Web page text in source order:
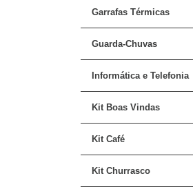
Garrafas Térmicas
Guarda-Chuvas
Informática e Telefonia
Kit Boas Vindas
Kit Café
Kit Churrasco